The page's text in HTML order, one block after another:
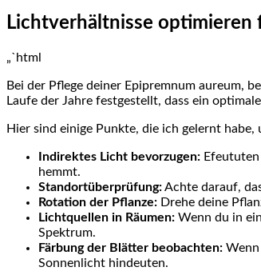
Lichtverhältnisse optimieren
„`html
Bei der Pflege deiner Epipremnum aureum,
Laufe der⁢ Jahre festgestellt, dass ein
Hier sind einige Punkte, die ich gelernt
Indirektes Licht bevorzugen:
hemmt.
Standortüberprüfung:Achte darauf,
Rotation der Pflanze: Drehe deine
Lichtquellen in Räumen: Wenn du in
Spektrum.
Färbung der Blätter beobachten:
Sonnenlicht hindeuten.